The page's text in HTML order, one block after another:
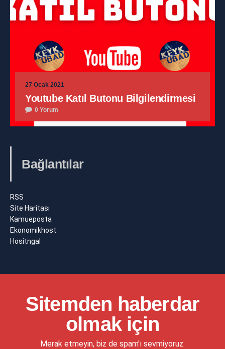
27 Ocak 2021
Youtube Katıl Butonu Bilgilendirmesi
0 Yorum
Bağlantılar
RSS
Site Haritası
Kamueposta
Ekonomikhost
Hositngal
Sitemden haberdar
olmak için
Merak etmeyin, biz de spam'ı sevmiyoruz.